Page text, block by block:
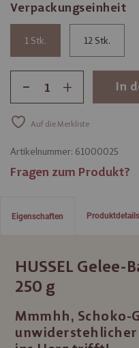
Verpackungseinheit
1 12
- + In
Auf die Merkliste
Artikelnummer: 61000025
Fragen zum Produkt?
Eigenschaften
HUSSEL
250 g
Mmmhh, Schoko-
Produktdetails